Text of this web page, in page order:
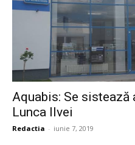
Aquabis: Se sistează
Lunca Ilvei
Redactia - iunie 7, 2019